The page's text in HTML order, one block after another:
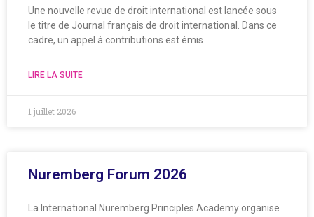
Une nouvelle revue de droit international est lancée sous
le titre de Journal français de droit international. Dans ce
cadre, un appel à contributions est émis
LIRE LA SUITE
1 juillet 2026
Nuremberg Forum 2026
La International Nuremberg Principles Academy organise